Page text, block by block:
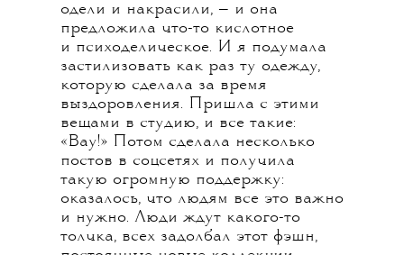
одели и накрасили, — и она
предложила что-то кислотное
и психоделическое. И я подумала
застилизовать как раз ту одежду,
которую сделала за время
выздоровления. Пришла с этими
вещами в студию, и все такие:
«Вау!» Потом сделала несколько
постов в соцсетях и получила
такую огромную поддержку:
оказалось, что людям все это важно
и нужно. Люди ждут какого-то
толчка, всех задолбал этот фэшн,